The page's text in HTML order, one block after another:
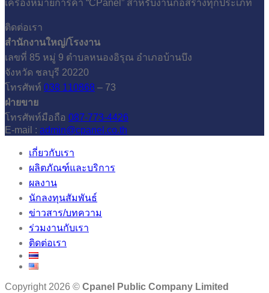
เครื่องหมายการค้า “CPanel” สำหรับงานก่อสร้างทุกประเภท
ติดต่อเรา
สำนักงานใหญ่/โรงงาน
เลขที่ 85 หมู่ 9 ตำบลหนองอิรุณ อำเภอบ้านบึง
จังหวัด ชลบุรี 20220
โทรศัพท์ 038 110868 – 73
ฝ่ายขาย
โทรศัพท์มือถือ 087-773-4426
E-mail : admin@cpanel.co.th
เกี่ยวกับเรา
ผลิตภัณฑ์และบริการ
ผลงาน
นักลงทุนสัมพันธ์
ข่าวสาร/บทความ
ร่วมงานกับเรา
ติดต่อเรา
Copyright 2026 © Cpanel Public Company Limited